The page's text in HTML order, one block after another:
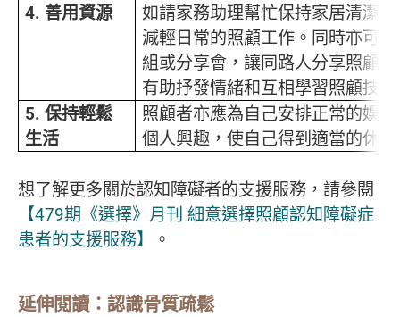
4. 善用資源
如請家務助理幫忙保持家居清潔
減輕日常的照顧工作。同時亦可
組或分享會，讓同路人分享照顧
有助抒發情緒和互相學習照顧技
5. 保持輕鬆
生活
照顧者亦應為自己安排正常的娛
個人興趣，使自己得到適當的休
想了解更多關於認知障礙者的支援服務，請參閱
【479期《選擇》月刊 細意選擇照顧認知障礙症
患者的支援服務】
。
延伸閱讀：認識骨質疏鬆